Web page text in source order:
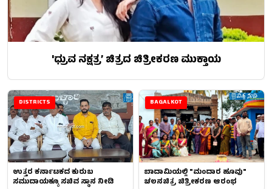
'ಧ್ರುವ ನಕ್ಷತ್ರ’ ಚಿತ್ರದ ಚಿತ್ರೀಕರಣ ಮುಕ್ತಾಯ
DISTRICTS
ಉತ್ತರ ಕರ್ನಾಟಕದ ಕುರುಬ
ಸಮುದಾಯಕ್ಕೂ ಸಚಿವ ಸ್ಥಾನ ನೀಡಿ
BAGALKOT
ಬಾದಾಮಿಯಲ್ಲಿ "ಮಂದಾರ ಹೂವು"
ಚಲನಚಿತ್ರ ಚಿತ್ರೀಕರಣ ಆರಂಭ